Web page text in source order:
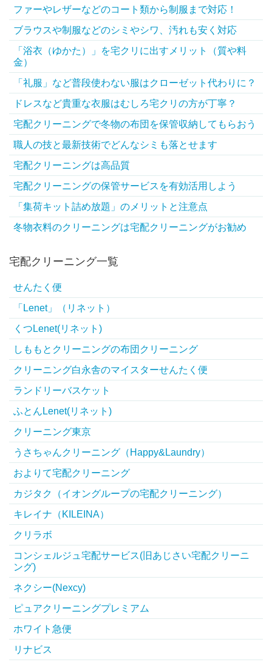
ファーやレザーなどのコート類から制服まで対応！
ブラウスや制服などのシミやシワ、汚れも安く対応
「浴衣（ゆかた）」を宅クリに出すメリット（質や料
金）
「礼服」など普段使わない服はクローゼット代わりに？
ドレスなど貴重な衣服はむしろ宅クリの方が丁寧？
宅配クリーニングで冬物の布団を保管収納してもらおう
職人の技と最新技術でどんなシミも落とせます
宅配クリーニングは高品質
宅配クリーニングの保管サービスを有効活用しよう
「集荷キット詰め放題」のメリットと注意点
冬物衣料のクリーニングは宅配クリーニングがお勧め
宅配クリーニング一覧
せんたく便
「Lenet」（リネット）
くつLenet(リネット)
しももとクリーニングの布団クリーニング
クリーニング白永舎のマイスターせんたく便
ランドリーバスケット
ふとんLenet(リネット)
クリーニング東京
うさちゃんクリーニング（Happy&Laundry）
およりて宅配クリーニング
カジタク（イオングループの宅配クリーニング）
キレイナ（KILEINA）
クリラボ
コンシェルジュ宅配サービス(旧あじさい宅配クリーニ
ング)
ネクシー(Nexcy)
ピュアクリーニングプレミアム
ホワイト急便
リナビス